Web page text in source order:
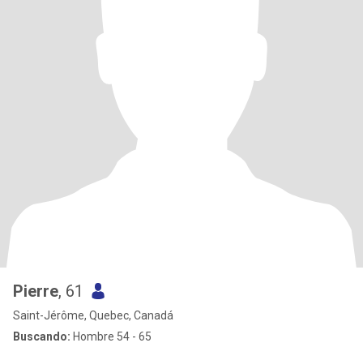
Pierre, 61
Saint-Jérôme, Quebec, Canadá
Buscando: Hombre 54 - 65